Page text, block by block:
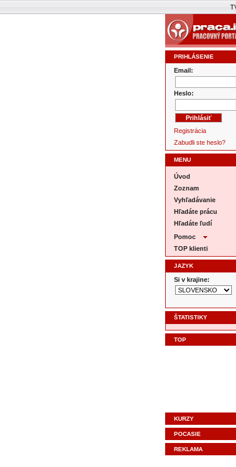
PRIHLÁSENIE
Email:
Heslo:
Registrácia
Zabudli ste heslo?
MENU
Úvod
Zoznam
Vyhľadávanie
Hľadáte prácu
Hľadáte ľudí
Pomoc
TOP klienti
JAZYK
Si v krajine:
ŠTATISTIKY
TOP
KURZY
POCASIE
REKLAMA